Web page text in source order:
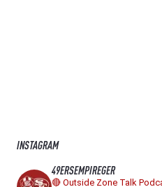
INSTAGRAM
49ERSEMPIREGER
🔴 Outside Zone Talk